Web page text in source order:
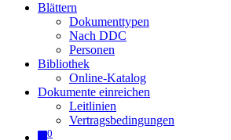
Blättern
Dokumenttypen
Nach DDC
Personen
Bibliothek
Online-Katalog
Dokumente einreichen
Leitlinien
Vertragsbedingungen
0